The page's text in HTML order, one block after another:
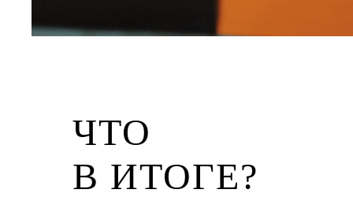
ЧТО
В ИТОГЕ?